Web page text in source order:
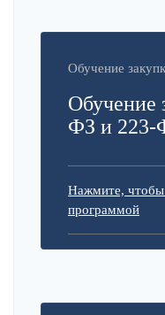
Обучение
Обучение
ФЗ и 223-
Нажмите, чтобы
программой